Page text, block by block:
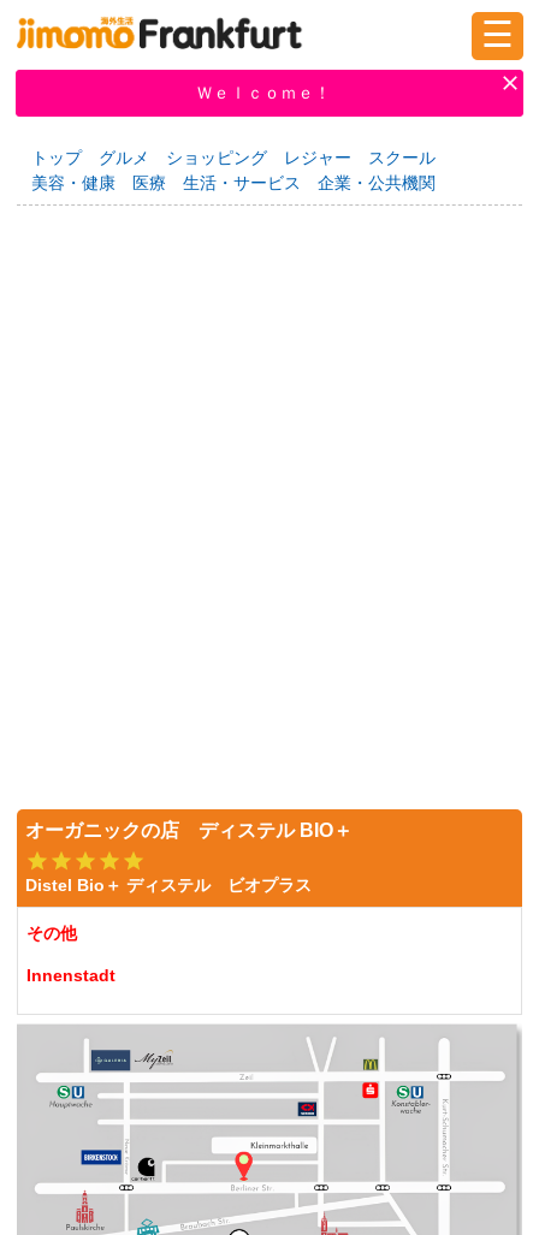
新規登録
掲示板 タウン情報 教えて！
☰
Ｗｅｌｃｏｍｅ！
トップ グルメ ショッピング レジャー
スクール
美容・健康
医療 生活・サービス 企業・公共機関
オーガニックの店 ディステル BIO＋
Distel Bio＋ ディステル ビオプラス
その他
Innenstadt